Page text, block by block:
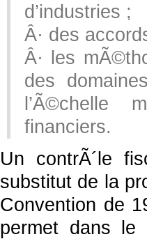
d’industries ;
Â· des
Â· les
des
l’Ã©chelle
financiers.
Un contrÃ´le
substitut de la
Convention de
permet dans